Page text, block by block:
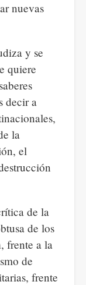
nuevas
y se
quiere
decir a
la
el
de la
de los
frente a la
de
frente